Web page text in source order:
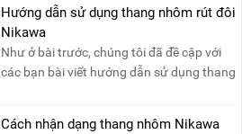
Hướng dẫn sử dụng thang nhôm rút đôi
Nikawa
Như ở bài trước, chúng tôi đã đề cập với
các bạn bài viết hướng dẫn sử dụng thang
Cách nhận dạng thang nhôm Nikawa